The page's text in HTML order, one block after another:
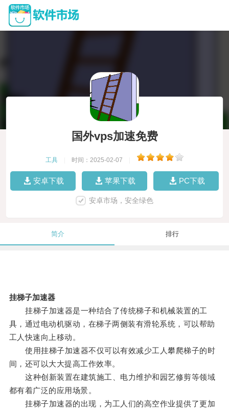
国外vps加速免费
工具 时间：2025-02-07
安卓下载 苹果下载 PC下载
安卓市场，安全绿色
简介 排行
挂梯子加速器
挂梯子加速器是一种结合了传统梯子和机械装置的工
具，通过电动机驱动，在梯子两侧装有滑轮系统，可以帮助
工人快速向上移动。
使用挂梯子加速器不仅可以有效减少工人攀爬梯子的时
间，还可以大大提高工作效率。
这种创新装置在建筑施工、电力维护和园艺修剪等领域
都有着广泛的应用场景。
挂梯子加速器的出现，为工人们的高空作业提供了更加